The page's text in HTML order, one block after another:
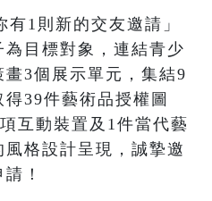
1則新的交友邀請」
目標對象，連結青少
3個展示單元，集結9
39件藝術品授權圖
互動裝置及1件當代藝
格設計呈現，誠摯邀
！